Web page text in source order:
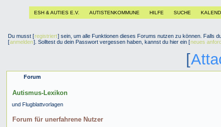
ESH & AUTIES E.V. AUTISTENKOMMUNE HILFE SUCHE
Du musst [registriert] sein, um alle Funktionen dieses Forums nutzen zu können. Falls
[anmelden]. Solltest du dein Passwort vergessen haben, kannst du hier ein [neues
[
Forum
Autismus-Lexikon
und Flugblattvorlagen
Forum für unerfahrene Nutzer